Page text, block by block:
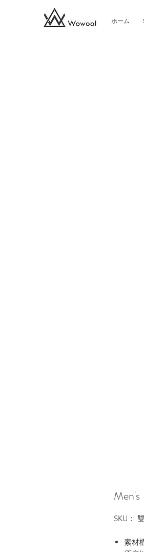
ホーム
SKU： 雙
素材